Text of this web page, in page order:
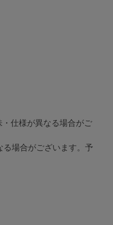
仕様が異なる場合がご
場合がございます。予